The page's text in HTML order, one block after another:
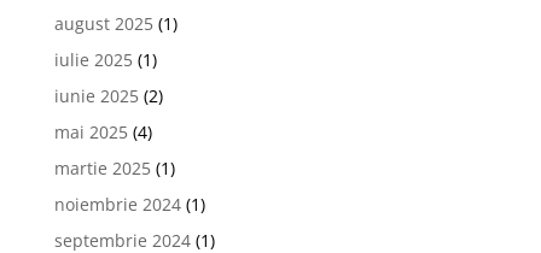
august 2025(1)
iulie 2025(1)
iunie 2025(2)
mai 2025(4)
martie 2025(1)
noiembrie 2024(1)
septembrie 2024(1)